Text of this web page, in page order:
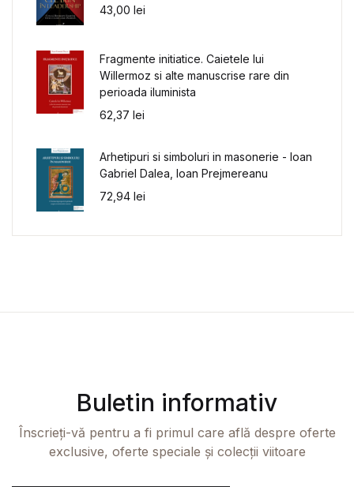
43,00 lei
Fragmente initiatice. Caietele lui
Willermoz si alte manuscrise rare din
perioada iluminista
62,37 lei
Arhetipuri si simboluri in masonerie - Ioan
Gabriel Dalea, Ioan Prejmereanu
72,94 lei
Buletin informativ
Înscrieți-vă pentru a fi primul care află despre oferte
exclusive, oferte speciale și colecții viitoare